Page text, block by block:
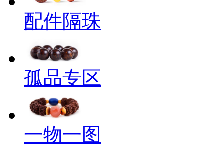
配件隔珠
孤品专区
一物一图